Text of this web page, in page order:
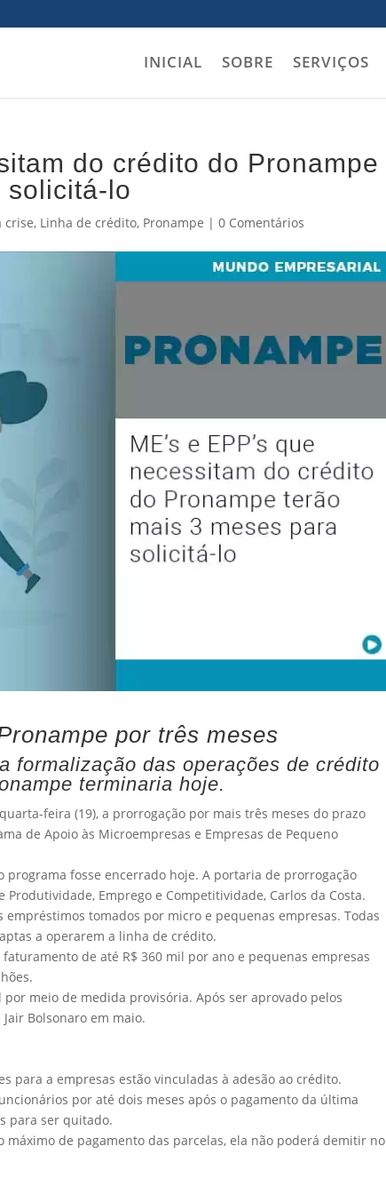
INICIAL SOBRE SERVIÇOS
do crédito do Pronampe
solicitá-lo
crise, Linha de crédito, Pronampe |0 Comentários
por três meses
formalização das operações de crédito
terminaria hoje.
feira (19), a prorrogação por mais três meses do prazo
de Apoio às Microempresas e Empresas de Pequeno
fosse encerrado hoje. A portaria de prorrogação
Emprego e Competitividade, Carlos da Costa.
tomados por micro e pequenas empresas. Todas
a operarem a linha de crédito.
de até R$ 360 mil por ano e pequenas empresas
meio de medida provisória. Após ser aprovado pelos
Bolsonaro em maio.
para a empresas estão vinculadas à adesão ao crédito.
por até dois meses após o pagamento da última
para ser quitado.
de pagamento das parcelas, ela não poderá demitir no